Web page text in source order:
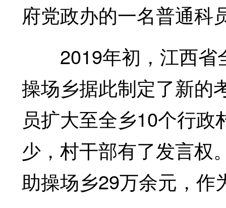
府党政办的一名普通科
2019年初，江西省
操场乡据此制定了新的
员扩大至全乡10个行
少，村干部有了发言权
助操场乡29万余元，作